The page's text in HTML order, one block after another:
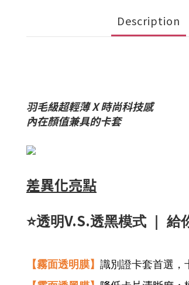
Description
羽毛級超輕薄 X 時尚科技感
內在顏值兼具的卡套
差異化亮點
⭐透明V.S.透黑模式 ｜
【霧面透明膜】 識別證卡套首選，